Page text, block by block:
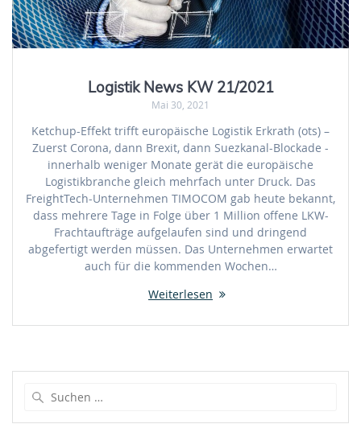
Logistik News KW 21/2021
Mai 30, 2021
Ketchup-Effekt trifft europäische Logistik Erkrath (ots) –
Zuerst Corona, dann Brexit, dann Suezkanal-Blockade -
innerhalb weniger Monate gerät die europäische
Logistikbranche gleich mehrfach unter Druck. Das
FreightTech-Unternehmen TIMOCOM gab heute bekannt,
dass mehrere Tage in Folge über 1 Million offene LKW-
Frachtaufträge aufgelaufen sind und dringend
abgefertigt werden müssen. Das Unternehmen erwartet
auch für die kommenden Wochen…
Weiterlesen